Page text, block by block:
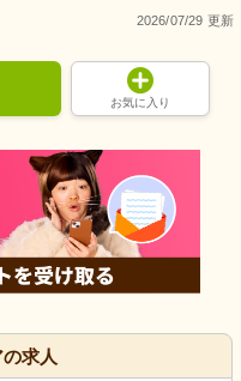
2026/07/29 更新
お気に入り
求人